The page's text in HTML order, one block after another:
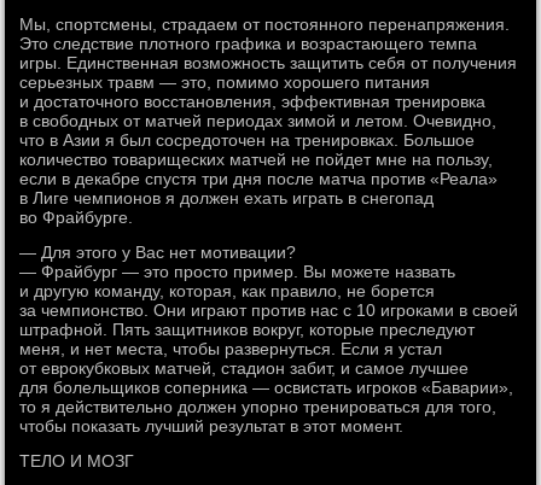
Мы, спортсмены, страдаем от постоянного перенапряжения.
Это следствие плотного графика и возрастающего темпа
игры. Единственная возможность защитить себя от получения
серьезных травм — это, помимо хорошего питания
и достаточного восстановления, эффективная тренировка
в свободных от матчей периодах зимой и летом. Очевидно,
что в Азии я был сосредоточен на тренировках. Большое
количество товарищеских матчей не пойдет мне на пользу,
если в декабре спустя три дня после матча против «Реала»
в Лиге чемпионов я должен ехать играть в снегопад
во Фрайбурге.
— Для этого у Вас нет мотивации?
— Фрайбург — это просто пример. Вы можете назвать
и другую команду, которая, как правило, не борется
за чемпионство. Они играют против нас с 10 игроками в своей
штрафной. Пять защитников вокруг, которые преследуют
меня, и нет места, чтобы развернуться. Если я устал
от еврокубковых матчей, стадион забит, и самое лучшее
для болельщиков соперника — освистать игроков «Баварии»,
то я действительно должен упорно тренироваться для того,
чтобы показать лучший результат в этот момент.
ТЕЛО И МОЗГ